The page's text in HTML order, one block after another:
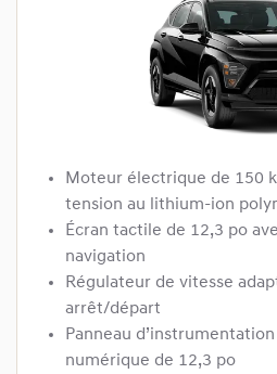
Moteur électrique de 150
tension au lithium-ion
Écran tactile de 12,3 po
navigation
Régulateur de vitesse
arrêt/départ
Panneau
numérique de 12,3 po